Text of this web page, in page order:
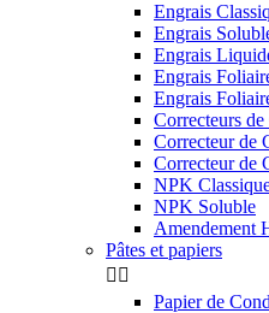
Engrais
Engrais
Engrais
Engrais
Engrais
Correcteurs de
Correcteur de
Correcteur de
NPK
NPK Soluble
Amendement
Pâtes et papiers
 
Papier de